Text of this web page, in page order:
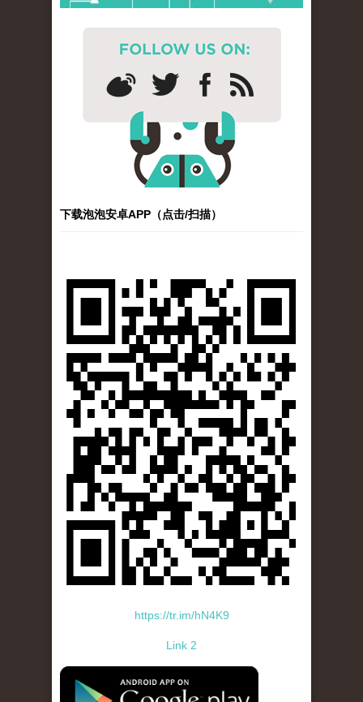
下载泡泡安卓APP（点击/扫描）
https://tr.im/hN4K9
Link 2
standard-icon-googleplay-app-store.png